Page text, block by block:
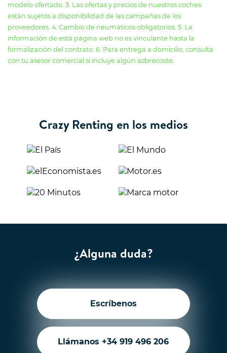
modelo ofertado. 3. Las ofertas y precios de nuestros coches
están sujetos a disponibilidad de las campañas de los
proveedores. 4. Cambio de neumáticos obligatorios. 5. La
información de está página web no es vinculante hasta la
formalización del contrato. 6. Para entrega a domicilio, consulta
con tu asesor comercial si incluye algún sobrecoste.
Crazy Renting en los medios
¿Alguna duda?
Escríbenos
Llámanos +34 919 496 206